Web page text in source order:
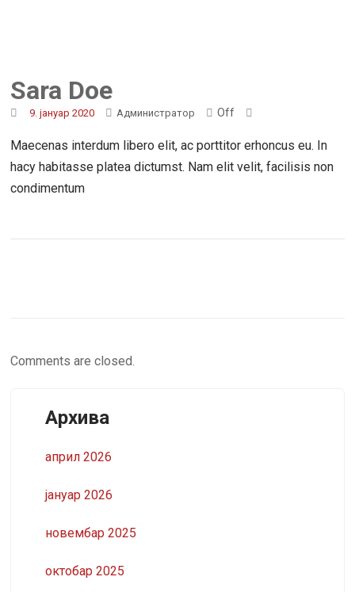
Sara Doe
9. јануар 2020 Администратор Off
Maecenas interdum libero elit, ac porttitor erhoncus eu. In
hacy habitasse platea dictumst. Nam elit velit, facilisis non
condimentum
Comments are closed.
Архива
април 2026
јануар 2026
новембар 2025
октобар 2025